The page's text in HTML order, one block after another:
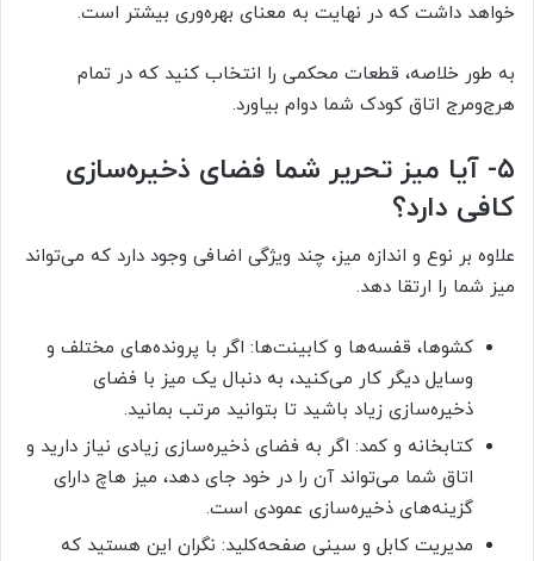
خواهد داشت که در نهایت به معنای بهره‌وری بیشتر است.
به طور خلاصه، قطعات محکمی را انتخاب کنید که در تمام
هرج‌ومرج اتاق کودک شما دوام بیاورد.
۵- آیا میز تحریر شما فضای ذخیره‌سازی
کافی دارد؟
علاوه بر نوع و اندازه میز، چند ویژگی اضافی وجود دارد که می‌تواند
میز شما را ارتقا دهد.
کشوها، قفسه‌ها و کابینت‌ها: اگر با پرونده‌های مختلف و
وسایل دیگر کار می‌کنید، به دنبال یک میز با فضای
ذخیره‌سازی زیاد باشید تا بتوانید مرتب بمانید.
کتابخانه و کمد: اگر به فضای ذخیره‌سازی زیادی نیاز دارید و
اتاق شما می‌تواند آن را در خود جای دهد، میز هاچ دارای
گزینه‌های ذخیره‌سازی عمودی است.
مدیریت کابل و سینی صفحه‌کلید: نگران این هستید که